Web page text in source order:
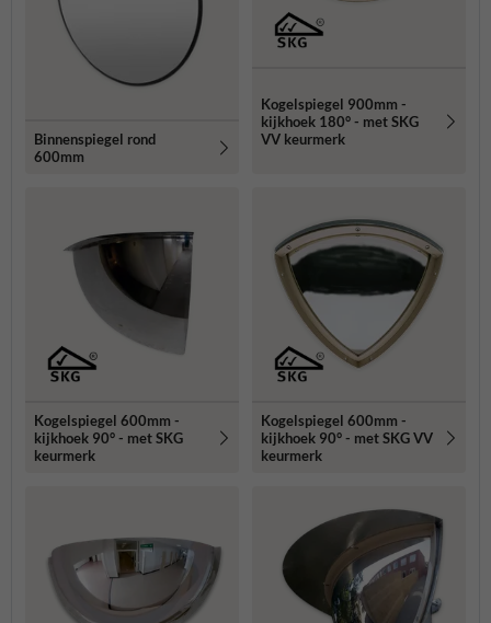
Binnenspiegel rond
600mm
Kogelspiegel 900mm -
kijkhoek 180° - met SKG
VV keurmerk
Kogelspiegel 600mm -
kijkhoek 90° - met SKG
keurmerk
Kogelspiegel 600mm -
kijkhoek 90° - met SKG VV
keurmerk